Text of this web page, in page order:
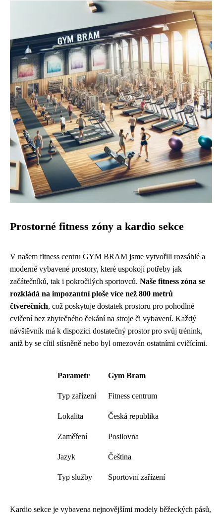
Prostorné fitness zóny a kardio sekce
V našem fitness centru GYM BRAM jsme vytvořili rozsáhlé a
moderně vybavené prostory, které uspokojí potřeby jak
začátečníků, tak i pokročilých sportovců. Naše fitness zóna se
rozkládá na impozantní ploše více než 800 metrů
čtverečních, což poskytuje dostatek prostoru pro pohodlné
cvičení bez zbytečného čekání na stroje či vybavení. Každý
návštěvník má k dispozici dostatečný prostor pro svůj trénink,
aniž by se cítil stísněně nebo byl omezován ostatními cvičícími.
Parametr Gym Bram
Typ zařízení Fitness centrum
Lokalita Česká republika
Zaměření Posilovna
Jazyk Čeština
Typ služby Sportovní zařízení
Kardio sekce je vybavena nejnovějšími modely běžeckých pásů,